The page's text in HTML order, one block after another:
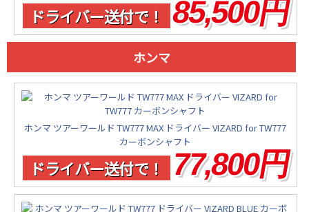
ドライバー送付で！ 85,500円
ホンマ
ホンマ ツアーワールド TW777 MAX ドライバー VIZARD for TW777
カーボンシャフト
ドライバー送付で！ 77,800円